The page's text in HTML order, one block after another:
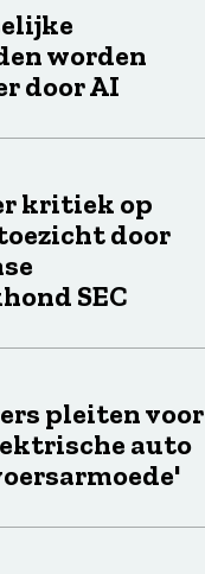
worden
door AI
kritiek op
door
SEC
pleiten voor
auto